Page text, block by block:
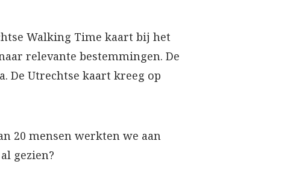
Walking Time kaart bij het
relevante bestemmingen. De
De Utrechtse kaart kreeg op
20 mensen werkten we aan
al gezien?